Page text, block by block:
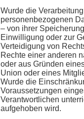
Wurde die
personenbezogenen
– von ihrer
Einwilligung oder zur
Verteidigung von
Rechte einer anderen
oder aus Gründen
Union oder eines
Wurde die
Voraussetzungen
Verantwortlichen
aufgehoben wird.